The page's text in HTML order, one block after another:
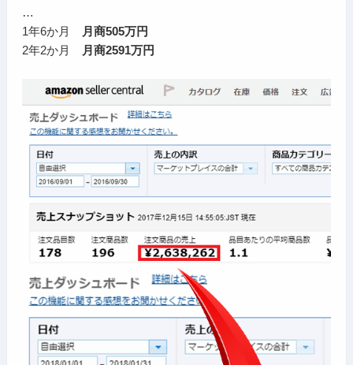
…
1年6か月
月商505万円
2年2か月
月商2591万円